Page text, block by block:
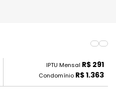
IPTU Mensal R$ 291
Condomínio R$ 1.363